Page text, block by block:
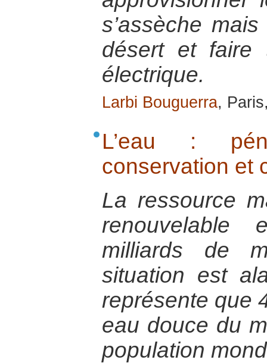
s’assèche
désert et faire
électrique.
Larbi Bouguerra,
L’eau :
conservation et
La ressource
milliards de
situation est
représente que
eau douce du
population